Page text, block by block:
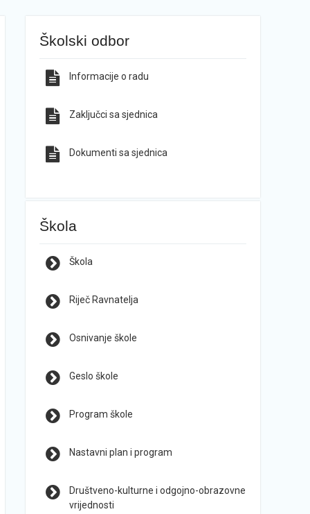
Školski odbor
Informacije o radu
Zaključci sa sjednica
Dokumenti sa sjednica
Škola
Škola
Riječ Ravnatelja
Osnivanje škole
Geslo škole
Program škole
Nastavni plan i program
Društveno-kulturne i odgojno-obrazovne
vrijednosti